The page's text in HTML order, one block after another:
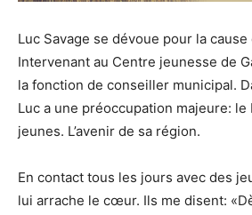
Luc Savage se dévoue pour la
Intervenant au Centre jeunesse de
la fonction de conseiller municipal.
Luc a une préoccupation majeure:
jeunes. L’avenir de sa région.
En contact tous les jours avec des
lui arrache le cœur. Ils me disent: